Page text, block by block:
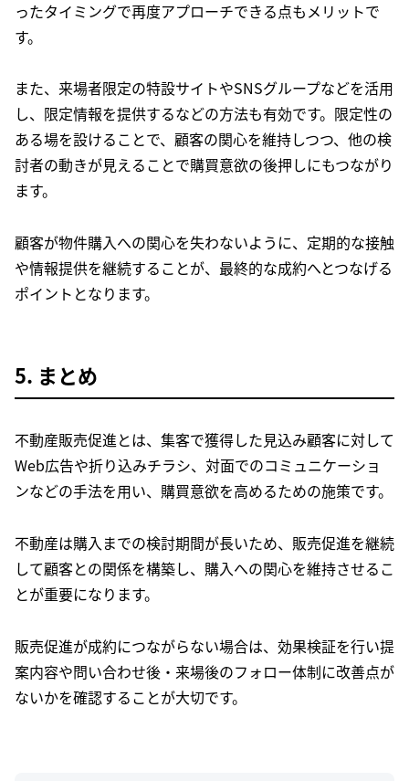
ったタイミングで再度アプローチできる点もメリットで
す。
また、来場者限定の特設サイトやSNSグループなどを活用
し、限定情報を提供するなどの方法も有効です。限定性の
ある場を設けることで、顧客の関心を維持しつつ、他の検
討者の動きが見えることで購買意欲の後押しにもつながり
ます。
顧客が物件購入への関心を失わないように、定期的な接触
や情報提供を継続することが、最終的な成約へとつなげる
ポイントとなります。
5. まとめ
不動産販売促進とは、集客で獲得した見込み顧客に対して
Web広告や折り込みチラシ、対面でのコミュニケーショ
ンなどの手法を用い、購買意欲を高めるための施策です。
不動産は購入までの検討期間が長いため、販売促進を継続
して顧客との関係を構築し、購入への関心を維持させるこ
とが重要になります。
販売促進が成約につながらない場合は、効果検証を行い提
案内容や問い合わせ後・来場後のフォロー体制に改善点が
ないかを確認することが大切です。